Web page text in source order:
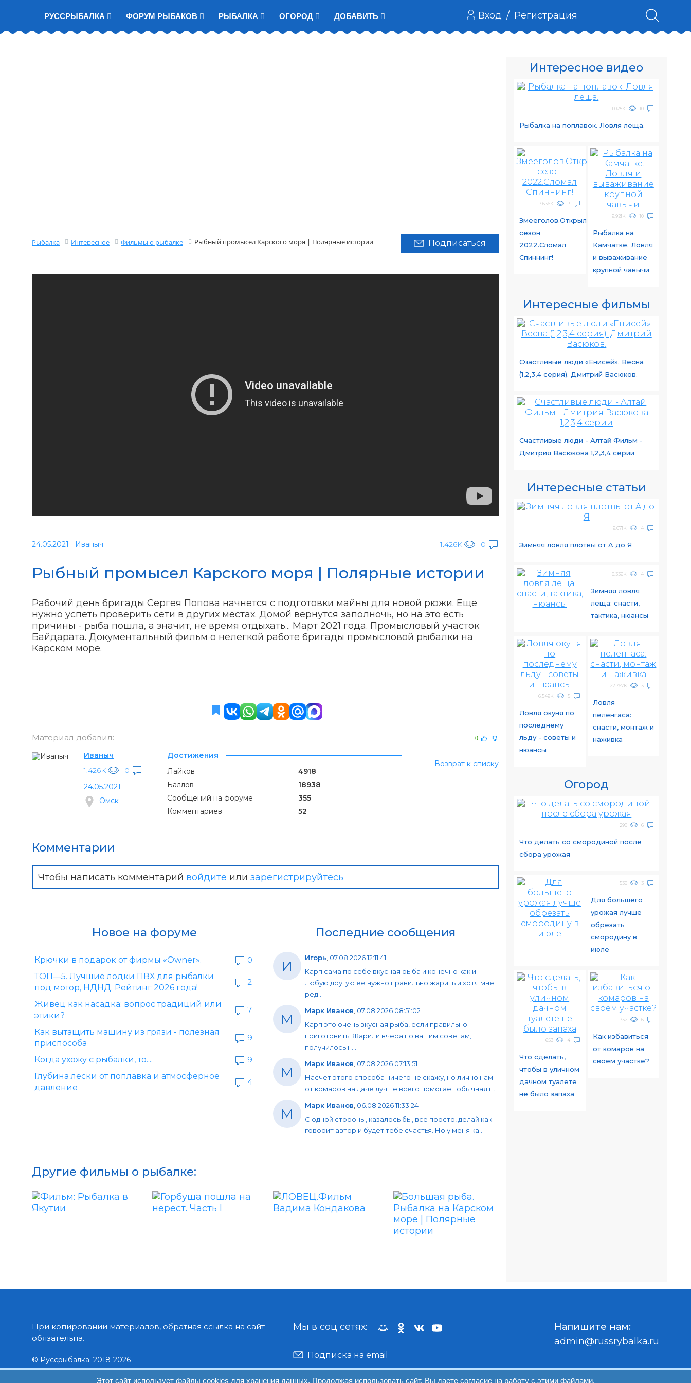
РУССРЫБАЛКА ФОРУМ РЫБАКОВ РЫБАЛКА ОГОРОД ДОБАВИТЬ Вход / Регистрация
Рыбалка Интересное Фильмы о рыбалке Рыбный промысел Карского моря | Полярные истории Подписаться
24.05.2021 Иваныч 1.426K 0
Рыбный промысел Карского моря | Полярные истории
Рабочий день бригады Сергея Попова начнется с подготовки майны для новой рюжи. Еще
нужно успеть проверить сети в других местах. Домой вернутся заполночь, но на это есть
причины - рыба пошла, а значит, не время отдыхать... Март 2021 года. Промысловый участок
Байдарата. Документальный фильм о нелегкой работе бригады промысловой рыбалки на
Карском море.
Материал добавил: 0
Иваныч
1.426K
0
24.05.2021
Омск
Достижения
Лайков
4918
Баллов
18938
Сообщений на форуме
355
Комментариев
52
Возврат к списку
Комментарии
Чтобы написать комментарий войдите или зарегистрируйтесь
Новое на форуме
Крючки в подарок от фирмы «Owner».
0
ТОП—5. Лучшие лодки ПВХ для рыбалки
под мотор, НДНД. Рейтинг 2026 года!
2
Живец как насадка: вопрос традиций или
этики?
7
Как вытащить машину из грязи - полезная
приспособа
9
Когда ухожу с рыбалки, то....
9
Глубина лески от поплавка и атмосферное
давление
4
Последние сообщения
И Игорь, 07.08.2026 12:11:41
Карп сама по себе вкусная рыба и конечно как и
любую другую её нужно правильно жарить и хотя мне
ред...
М Марк Иванов, 07.08.2026 08:51:02
Карп это очень вкусная рыба, если правильно
приготовить. Жарили вчера по вашим советам,
получилось н...
М Марк Иванов, 07.08.2026 07:13:51
Насчет этого способа ничего не скажу, но лично нам
от комаров на даче лучше всего помогает обычная г...
М Марк Иванов, 06.08.2026 11:33:24
С одной стороны, казалось бы, все просто, делай как
говорит автор и будет тебе счастья. Но у меня ка...
Другие фильмы о рыбалке:
Интересное видео
11.025K 10
Рыбалка на поплавок. Ловля леща.
7.636K 3
Змееголов.Открыл
сезон
2022.Сломал
Спиннинг!
9.921K 10
Рыбалка на
Камчатке. Ловля
и вываживание
крупной чавычи
Интересные фильмы
Счастливые люди «Енисей». Весна
(1,2,3,4 серия). Дмитрий Васюков.
Счастливые люди - Алтай Фильм -
Дмитрия Васюкова 1,2,3,4 серии
Интересные статьи
9.071K 4
Зимняя ловля плотвы от A до Я
8.336K 4
Зимняя ловля
леща: снасти,
тактика, нюансы
6.549K 5
Ловля окуня по
последнему
льду - советы и
нюансы
22.767K 3
Ловля
пеленгаса:
снасти, монтаж и
наживка
Огород
298 6
Что делать со смородиной после
сбора урожая
538 3
Для большего
урожая лучше
обрезать
смородину в
июле
653 4
Что сделать,
чтобы в уличном
дачном туалете
не было запаха
732 6
Как избавиться
от комаров на
своем участке?
При копировании материалов, обратная ссылка на сайт
обязательна.
© Руссрыбалка: 2018-2026
Мы в соц сетях:
Подписка на email
Напишите нам:
admin@russrybalka.ru
Этот сайт использует файлы cookies для хранения данных. Продолжая использовать сайт, Вы даете согласие на работу с этими файлами.